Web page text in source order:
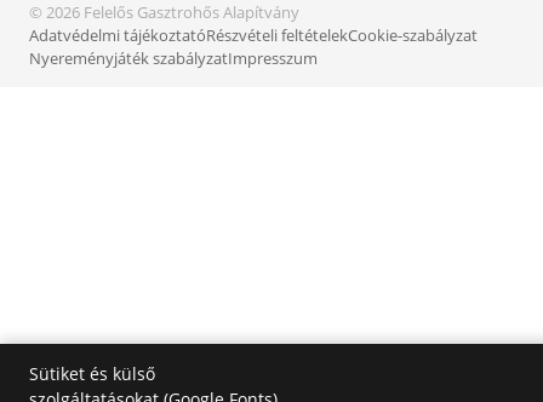
© 2026 Felelős Gasztrohős Alapítvány
Adatvédelmi tájékoztatóRészvételi feltételekCookie-szabályzat
Nyereményjáték szabályzatImpresszum
Sütiket és külső